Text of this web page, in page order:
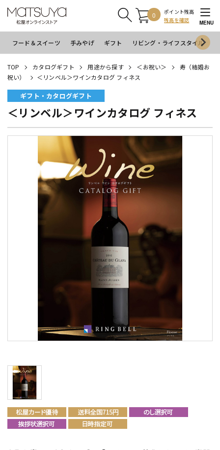
0
ポイント残高
残高を確認
MENU
フード＆スイーツ 手みやげ ギフト リビング・ライフスタイル
TOP カタログギフト 用途から探す ＜お祝い＞
寿（結婚お
祝い）
＜リンベル＞ワインカタログ フィネス
ギフト・カタログギフト
＜リンベル＞ワインカタログ フィネス